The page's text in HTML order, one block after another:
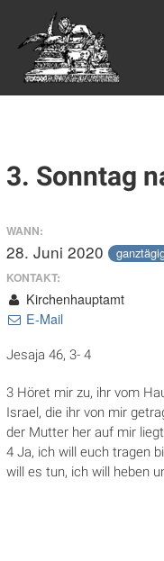
springen
WEBSITE DES
CHRISTI KÖR
3. Sonntag
WANN:
28. Juni 2020
KONTAKT:
Kirchenhauptamt
E-Mail
Jesaja 46, 3- 4
3 Höret mir zu, ihr vom
Israel, die ihr von mir
der Mutter her auf mir
4 Ja, ich will euch tragen
will es tun, ich will heben